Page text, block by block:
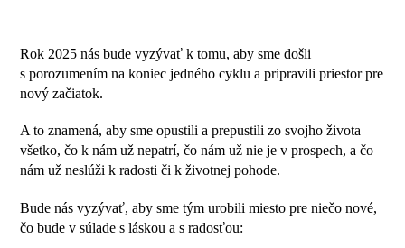
Rok 2025 nás bude vyzývať k tomu, aby sme došli
s porozumením na koniec jedného cyklu a pripravili priestor pre
nový začiatok.
A to znamená, aby sme opustili a prepustili zo svojho života
všetko, čo k nám už nepatrí, čo nám už nie je v prospech, a čo
nám už neslúži k radosti či k životnej pohode.
Bude nás vyzývať, aby sme tým urobili miesto pre niečo nové,
čo bude v súlade s láskou a s radosťou: